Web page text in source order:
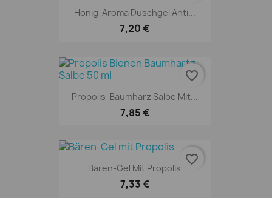
Honig-Aroma Duschgel Anti...
7,20 €
Propolis-Baumharz Salbe Mit...
7,85 €
favorite_border
Bären-Gel Mit Propolis
7,33 €
favorite_border